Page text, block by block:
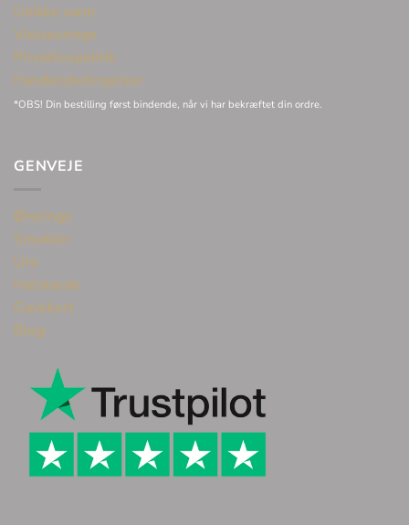
Unikke varer
Vielsesringe
Privatlivspolitik
Handelsbetingelser
*OBS! Din bestilling først bindende, når vi har bekræftet din ordre.
GENVEJE
Øreringe
Smykker
Ure
Halskæde
Gavekort
Blog